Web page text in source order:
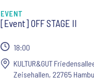
EVENT
[Event] OFF STAGE II
18:00
KULTUR&GUT
Zeisehallen, 22765